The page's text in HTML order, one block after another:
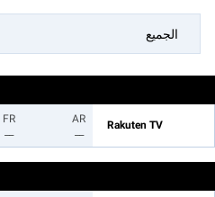
الجميع
Rakuten TV
AR
FR